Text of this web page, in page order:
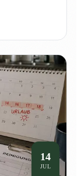
14
JUL